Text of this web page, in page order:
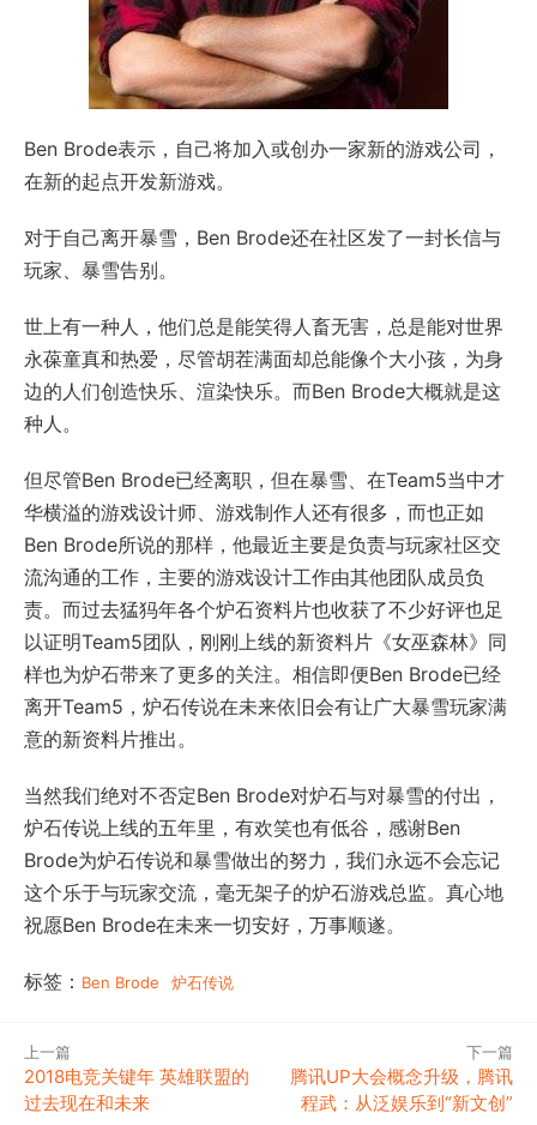
Ben Brode表示，自己将加入或创办一家新的游戏公司，
在新的起点开发新游戏。
对于自己离开暴雪，Ben Brode还在社区发了一封长信与
玩家、暴雪告别。
世上有一种人，他们总是能笑得人畜无害，总是能对世界
永葆童真和热爱，尽管胡茬满面却总能像个大小孩，为身
边的人们创造快乐、渲染快乐。而Ben Brode大概就是这
种人。
但尽管Ben Brode已经离职，但在暴雪、在Team5当中才
华横溢的游戏设计师、游戏制作人还有很多，而也正如
Ben Brode所说的那样，他最近主要是负责与玩家社区交
流沟通的工作，主要的游戏设计工作由其他团队成员负
责。而过去猛犸年各个炉石资料片也收获了不少好评也足
以证明Team5团队，刚刚上线的新资料片《女巫森林》同
样也为炉石带来了更多的关注。相信即便Ben Brode已经
离开Team5，炉石传说在未来依旧会有让广大暴雪玩家满
意的新资料片推出。
当然我们绝对不否定Ben Brode对炉石与对暴雪的付出，
炉石传说上线的五年里，有欢笑也有低谷，感谢Ben
Brode为炉石传说和暴雪做出的努力，我们永远不会忘记
这个乐于与玩家交流，毫无架子的炉石游戏总监。真心地
祝愿Ben Brode在未来一切安好，万事顺遂。
标签： Ben Brode 炉石传说
上一篇
2018电竞关键年 英雄联盟的
过去现在和未来
下一篇
腾讯UP大会概念升级，腾讯
程武：从泛娱乐到“新文创”